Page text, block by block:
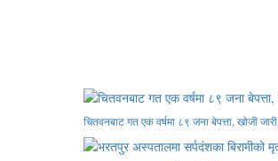
चितवनबाट गत एक वर्षमा ८९ जना बेपत्ता, खोजी जारी